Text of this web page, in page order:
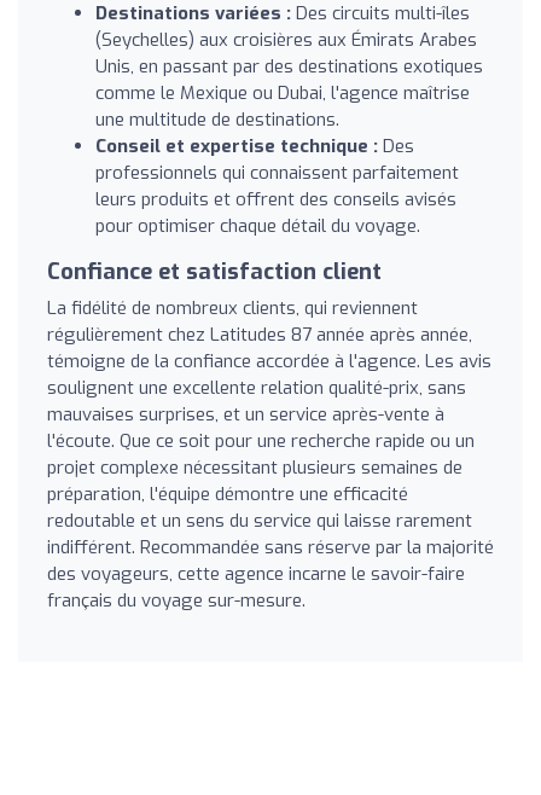
Destinations variées : Des circuits multi-îles
(Seychelles) aux croisières aux Émirats Arabes
Unis, en passant par des destinations exotiques
comme le Mexique ou Dubai, l'agence maîtrise
une multitude de destinations.
Conseil et expertise technique : Des
professionnels qui connaissent parfaitement
leurs produits et offrent des conseils avisés
pour optimiser chaque détail du voyage.
Confiance et satisfaction client
La fidélité de nombreux clients, qui reviennent
régulièrement chez Latitudes 87 année après année,
témoigne de la confiance accordée à l'agence. Les avis
soulignent une excellente relation qualité-prix, sans
mauvaises surprises, et un service après-vente à
l'écoute. Que ce soit pour une recherche rapide ou un
projet complexe nécessitant plusieurs semaines de
préparation, l'équipe démontre une efficacité
redoutable et un sens du service qui laisse rarement
indifférent. Recommandée sans réserve par la majorité
des voyageurs, cette agence incarne le savoir-faire
français du voyage sur-mesure.